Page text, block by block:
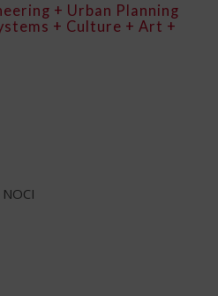
+ Urban Planning
+ Culture + Art +